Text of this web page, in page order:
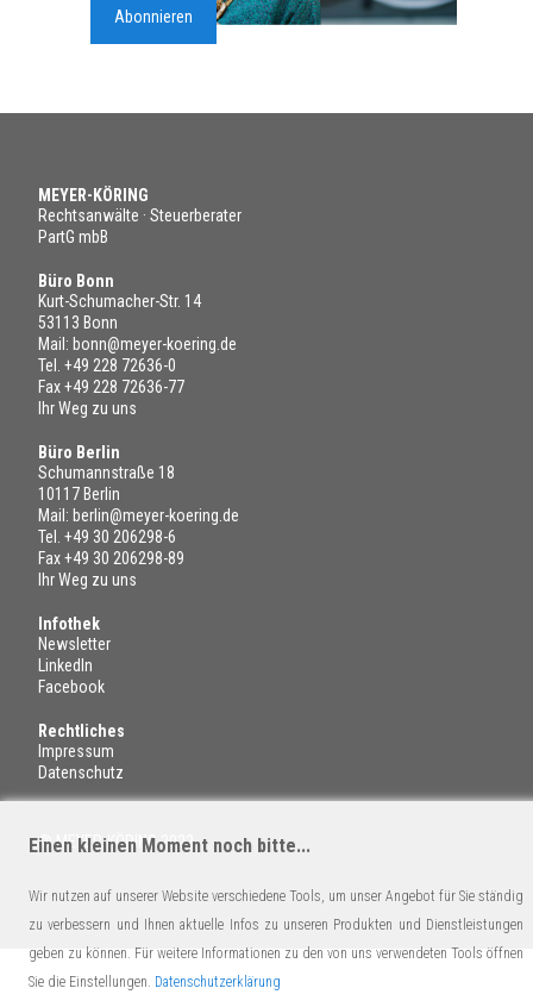
Abonnieren
MEYER-KÖRING
Rechtsanwälte · Steuerberater
PartG mbB
Büro Bonn
Kurt-Schumacher-Str. 14
53113 Bonn
Mail: bonn@meyer-koering.de
Tel. +49 228 72636-0
Fax +49 228 72636-77
Ihr Weg zu uns
Büro Berlin
Schumannstraße 18
10117 Berlin
Mail: berlin@meyer-koering.de
Tel. +49 30 206298-6
Fax +49 30 206298-89
Ihr Weg zu uns
Infothek
Newsletter
LinkedIn
Facebook
Rechtliches
Impressum
Datenschutz
© MEYER-KÖRING 2022
Einen kleinen Moment noch bitte...
Wir nutzen auf unserer Website verschiedene Tools, um unser Angebot für Sie ständig
zu verbessern und Ihnen aktuelle Infos zu unseren Produkten und Dienstleistungen
geben zu können. Für weitere Informationen zu den von uns verwendeten Tools öffnen
Sie die Einstellungen. Datenschutzerklärung